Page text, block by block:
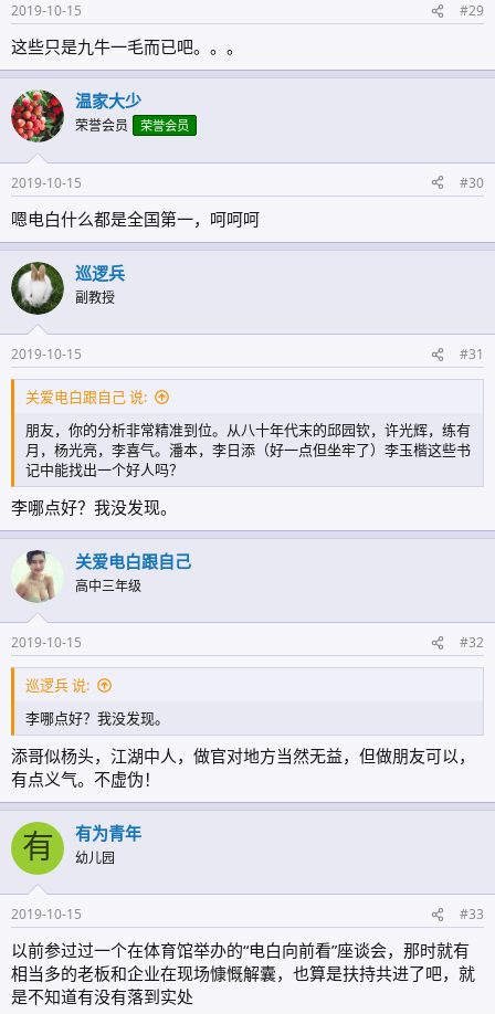
2019-10-15 #29
这些只是九牛一毛而已吧。。。
温家大少
荣誉会员 荣誉会员
2019-10-15 #30
嗯电白什么都是全国第一，呵呵呵
巡逻兵
副教授
2019-10-15 #31
关爱电白跟自己 说:
朋友，你的分析非常精准到位。从八十年代末的邱园钦，许光辉，练有
月，杨光亮，李喜气。潘本，李日添（好一点但坐牢了）李玉楷这些书
记中能找出一个好人吗？
李哪点好？我没发现。
关爱电白跟自己
高中三年级
2019-10-15 #32
巡逻兵 说:
李哪点好？我没发现。
添哥似杨头，江湖中人，做官对地方当然无益，但做朋友可以，
有点义气。不虚伪！
有 有为青年
幼儿园
2019-10-15 #33
以前参过过一个在体育馆举办的“电白向前看”座谈会，那时就有
相当多的老板和企业在现场慷慨解囊，也算是扶持共进了吧，就
是不知道有没有落到实处